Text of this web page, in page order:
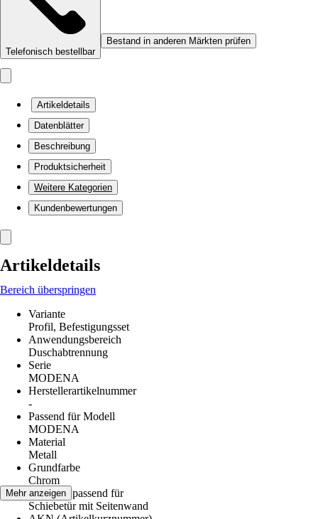
Telefonisch bestellbar
Bestand in anderen Märkten prüfen
Artikeldetails
Datenblätter
Beschreibung
Produktsicherheit
Weitere Kategorien
Kundenbewertungen
Artikeldetails
Bereich überspringen
Variante
Profil, Befestigungsset
Anwendungsbereich
Duschabtrennung
Serie
MODENA
Herstellerartikelnummer
-
Passend für Modell
MODENA
Material
Metall
Grundfarbe
Chrom
Ersatzteil passend für
Schiebetür mit Seitenwand
Mehr anzeigen